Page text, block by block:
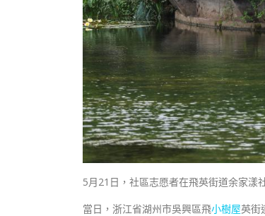
5月21日，社區志愿者在飛英街道余家漾
當日，浙江省湖州市吳興區飛小樹屋英街